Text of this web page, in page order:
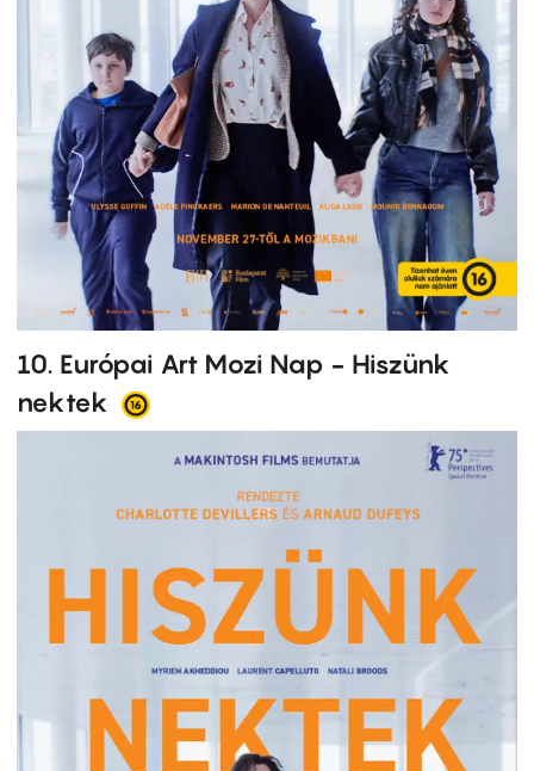
10. Európai Art Mozi Nap - Hiszünk
nektek